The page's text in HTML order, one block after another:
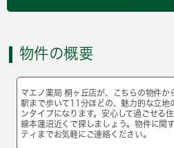
物件の概要
マエノ薬局 桐ヶ丘店が、こちらの物件か
駅まで歩いて11分ほどの、魅力的な立地
ンタイプになります。安心して過ごせる
線本蓮沼近くで探しましょう。物件に関
ティまでお気軽にご連絡ください。